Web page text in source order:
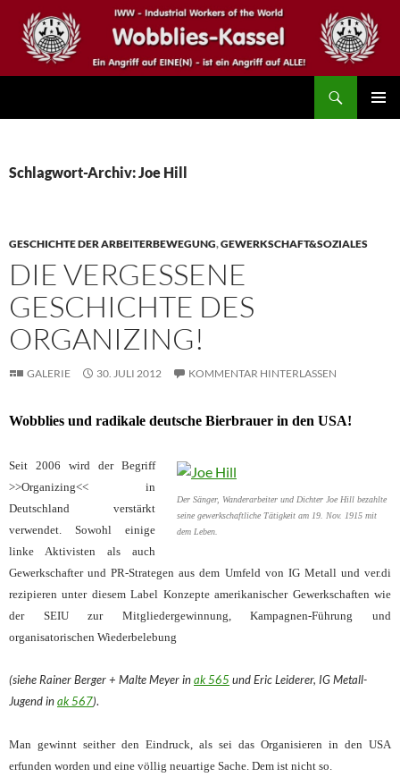
Inhalt
springen
Schlagwort-Archiv: Joe Hill
GESCHICHTE DER ARBEITERBEWEGUNG,GEWERKSCHAFT&SOZIALES
DIE VERGESSENE
GESCHICHTE DES
ORGANIZING!
GALERIE 30. JULI 2012 KOMMENTAR HINTERLASSEN
Wobblies und radikale deutsche Bierbrauer in den USA!
Der Sänger, Wanderarbeiter und Dichter Joe Hill bezahlte
seine gewerkschaftliche Tätigkeit am 19. Nov. 1915 mit
dem Leben.
Seit 2006 wird der Begriff
>>Organizing<< in
Deutschland verstärkt
verwendet. Sowohl einige
linke Aktivisten als auch
Gewerkschafter und PR-Strategen aus dem Umfeld von IG Metall und ver.di
rezipieren unter diesem Label Konzepte amerikanischer Gewerkschaften wie
der SEIU zur Mitgliedergewinnung, Kampagnen-Führung und
organisatorischen Wiederbelebung
(siehe Rainer Berger + Malte Meyer inak 565 und Eric Leiderer, IG Metall-
Jugend inak 567).
Man gewinnt seither den Eindruck, als sei das Organisieren in den USA
erfunden worden und eine völlig neuartige Sache. Dem ist nicht so.